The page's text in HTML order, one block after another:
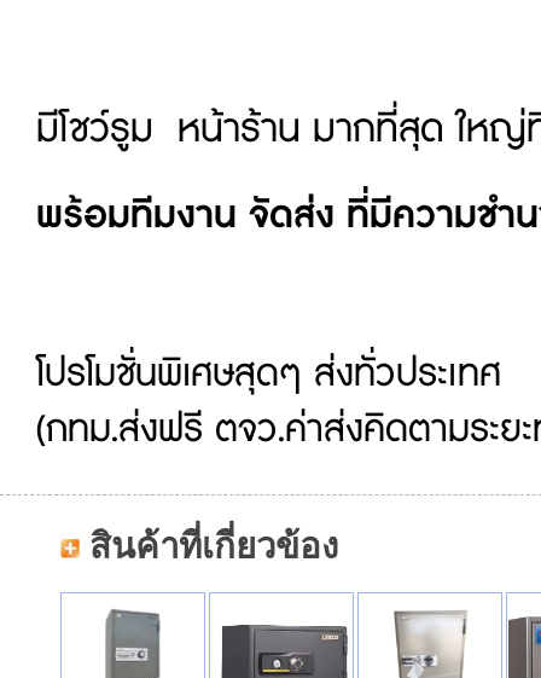
มีโชว์รูม หน้าร้าน มากที่สุด ใหญ่
พร้อมทีมงาน จัดส่ง ที่มีความชำ
โปรโมชั่นพิเศษสุดๆ ส่งทั่วประเทศ
(กทม.ส่งฟรี ตจว.ค่าส่งคิดตามระยะ
สินค้าที่เกี่ยวข้อง